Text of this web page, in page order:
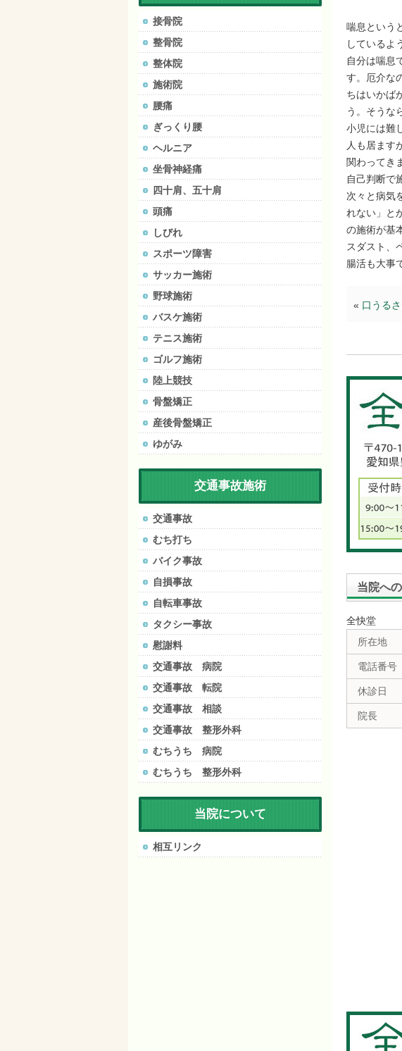
喘息という
しているよ
自分は喘息
す。厄介な
ちはいかば
う。そうな
小児には難
人も居ます
関わってき
自己判断で
次々と病気
れない」と
の施術が基
スダスト、
腸活も大事
« 口うる
当院へ
全快堂
所在地
電話番号
休診日
院長
接骨院
整骨院
整体院
施術院
腰痛
ぎっくり腰
ヘルニア
坐骨神経痛
四十肩、五十肩
頭痛
しびれ
スポーツ障害
サッカー施術
野球施術
バスケ施術
テニス施術
ゴルフ施術
陸上競技
骨盤矯正
産後骨盤矯正
ゆがみ
交通事故施術
交通事故
むち打ち
バイク事故
自損事故
自転車事故
タクシー事故
慰謝料
交通事故 病院
交通事故 転院
交通事故 相談
交通事故 整形外科
むちうち 病院
むちうち 整形外科
当院について
相互リンク